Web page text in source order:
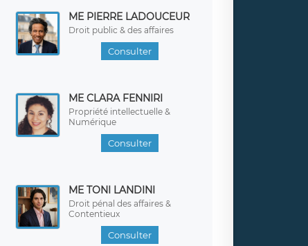
ME PIERRE LADOUCEUR
Droit public & des affaires
Consulter
ME CLARA FENNIRI
Propriété intellectuelle &
Numérique
Consulter
ME TONI LANDINI
Droit pénal des affaires &
Contentieux
Consulter